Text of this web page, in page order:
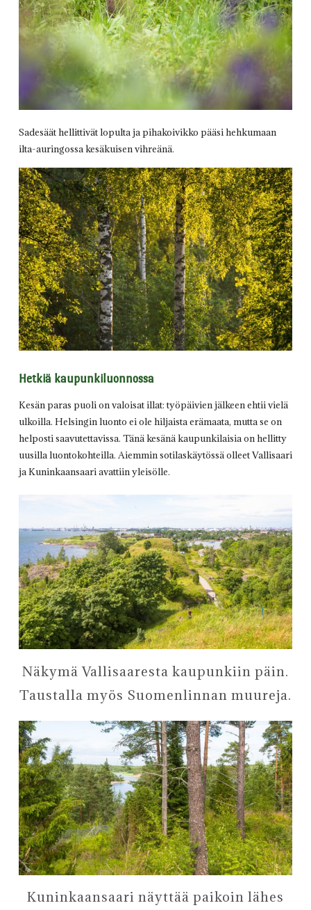
Sadesäät hellittivät lopulta ja pihakoivikko pääsi hehkumaan
ilta-auringossa kesäkuisen vihreänä.
Hetkiä kaupunkiluonnossa
Kesän paras puoli on valoisat illat: työpäivien jälkeen ehtii vielä
ulkoilla. Helsingin luonto ei ole hiljaista erämaata, mutta se on
helposti saavutettavissa. Tänä kesänä kaupunkilaisia on hellitty
uusilla luontokohteilla. Aiemmin sotilaskäytössä olleet Vallisaari
ja Kuninkaansaari avattiin yleisölle.
Näkymä Vallisaaresta kaupunkiin päin.
Taustalla myös Suomenlinnan muureja.
Kuninkaansaari näyttää paikoin lähes